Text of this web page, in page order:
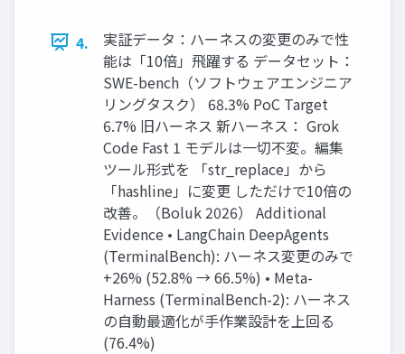
4.
実証データ：ハーネスの変更のみで性
能は「10倍」飛躍する データセット：
SWE-bench（ソフトウェアエンジニア
リングタスク） 68.3% PoC Target
6.7% 旧ハーネス 新ハーネス： Grok
Code Fast 1 モデルは一切不変。編集
ツール形式を 「str_replace」から
「hashline」に変更 しただけで10倍の
改善。（Boluk 2026） Additional
Evidence • LangChain DeepAgents
(TerminalBench): ハーネス変更のみで
+26% (52.8% → 66.5%) • Meta-
Harness (TerminalBench-2): ハーネス
の自動最適化が手作業設計を上回る
(76.4%)